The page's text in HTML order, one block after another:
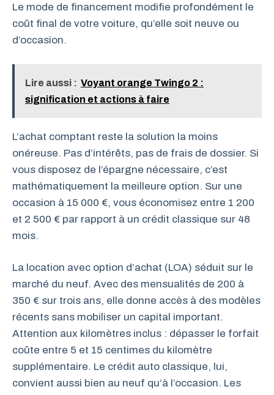
Le mode de financement modifie profondément le
coût final de votre voiture, qu’elle soit neuve ou
d’occasion.
Lire aussi : Voyant orange Twingo 2 :
signification et actions à faire
L’achat comptant reste la solution la moins
onéreuse. Pas d’intérêts, pas de frais de dossier. Si
vous disposez de l’épargne nécessaire, c’est
mathématiquement la meilleure option. Sur une
occasion à 15 000 €, vous économisez entre 1 200
et 2 500 € par rapport à un crédit classique sur 48
mois.
La location avec option d’achat (LOA) séduit sur le
marché du neuf. Avec des mensualités de 200 à
350 € sur trois ans, elle donne accès à des modèles
récents sans mobiliser un capital important.
Attention aux kilomètres inclus : dépasser le forfait
coûte entre 5 et 15 centimes du kilomètre
supplémentaire. Le crédit auto classique, lui,
convient aussi bien au neuf qu’à l’occasion. Les